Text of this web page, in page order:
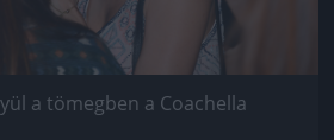
a tömegben a Coachella